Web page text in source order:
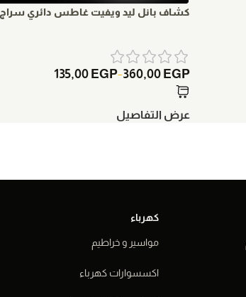
كشاف بانل ليد ويفيت غاطس دائري سراج
135,00 EGP–360,00 EGP
عرض التفاصيل
كهرباء
مواسير و خراطيم
اكسسوارات كهرباء